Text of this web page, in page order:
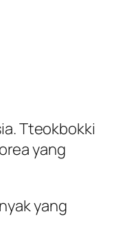
Tteokbokki
yang
yang